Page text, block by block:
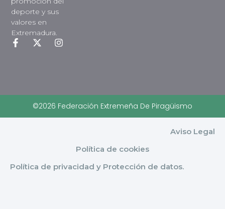
deporte y sus
valores en
Extremadura.
©2026 Federación Extremeña De Piragüismo
Aviso Legal
Política de cookies
Política de privacidad y Protección de datos.